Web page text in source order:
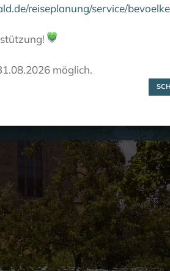
Pieper
reiseplanung/service/
💚
möglich.